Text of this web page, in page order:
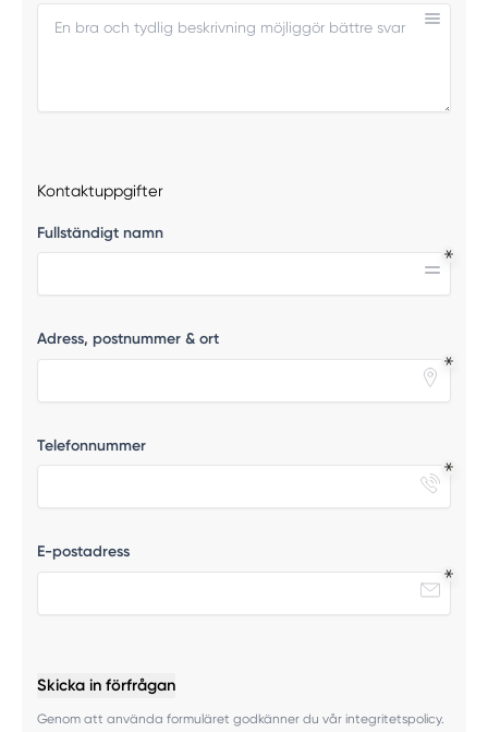
Kontaktuppgifter
Fullständigt namn
Adress, postnummer & ort
Telefonnummer
E-postadress
Skicka in förfrågan
Genom att använda formuläret godkänner du vår integritetspolicy.